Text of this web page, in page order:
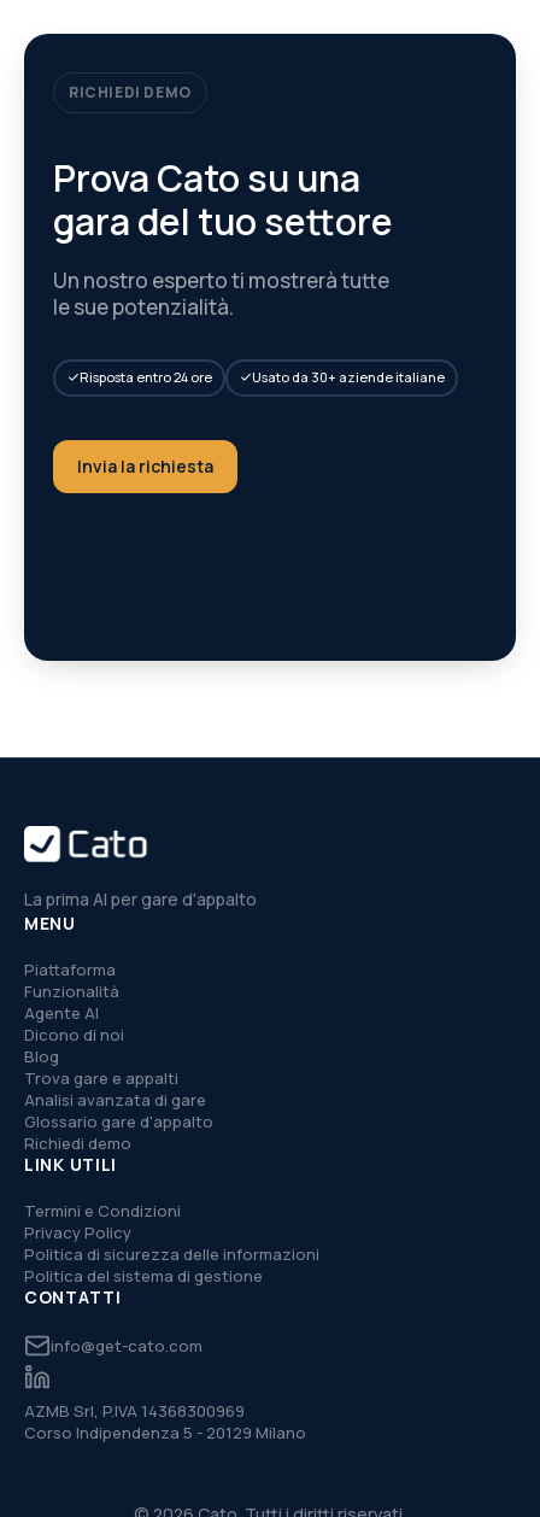
RICHIEDI DEMO
Prova Cato su una
gara del tuo settore
Un nostro esperto ti mostrerà tutte
le sue potenzialità.
Risposta entro 24 ore Usato da 30+ aziende italiane
Invia la richiesta
La prima AI per gare d'appalto
MENU
Piattaforma
Funzionalità
Agente AI
Dicono di noi
Blog
Trova gare e appalti
Analisi avanzata di gare
Glossario gare d'appalto
Richiedi demo
LINK UTILI
Termini e Condizioni
Privacy Policy
Politica di sicurezza delle informazioni
Politica del sistema di gestione
CONTATTI
info@get-cato.com
AZMB Srl, P.IVA 14368300969
Corso Indipendenza 5 - 20129 Milano